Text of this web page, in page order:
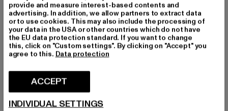
Kleur: weiß
Kleur fabrikant: offwhite
Materiaal bovenkant: ander materiaal
Voering: ander materiaal
Art.Nr: PD00016404-00555
Fabrikant: Buffalo Boots GmbH |
boots.com
Schanzenstraße 41 | 51063 Köln | DE
provide and measure interest-based contents and
advertising. In addition, we allow partners to extract data
or to use cookies. This may also include the processing of
your data in the USA or other countries which do not have
the EU data protection standard. If you want to change
this, click on "Custom settings". By clicking on "Accept" you
agree to this. Data protection
ACCEPT
INDIVIDUAL SETTINGS